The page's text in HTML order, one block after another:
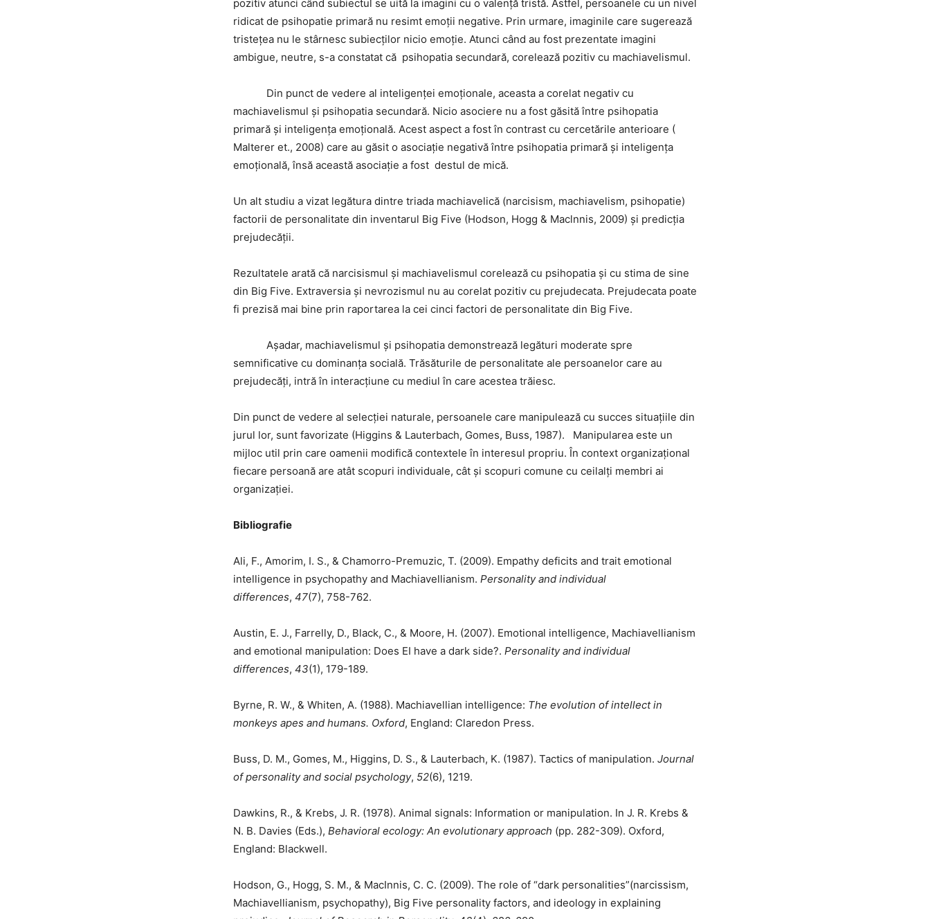
pozitiv atunci când subiectul se uită la imagini cu o valență tristă. Astfel, persoanele cu un nivel
ridicat de psihopatie primară nu resimt emoții negative. Prin urmare, imaginile care sugerează
tristețea nu le stârnesc subiecților nicio emoție. Atunci când au fost prezentate imagini
ambigue, neutre, s-a constatat că psihopatia secundară, corelează pozitiv cu machiavelismul.
Din punct de vedere al inteligenței emoționale, aceasta a corelat negativ cu
machiavelismul și psihopatia secundară. Nicio asociere nu a fost găsită între psihopatia
primară și inteligența emoțională. Acest aspect a fost în contrast cu cercetările anterioare (
Malterer et., 2008) care au găsit o asociație negativă între psihopatia primară și inteligența
emoțională, însă această asociație a fost destul de mică.
Un alt studiu a vizat legătura dintre triada machiavelică (narcisism, machiavelism, psihopatie)
factorii de personalitate din inventarul Big Five (Hodson, Hogg & Maclnnis, 2009) și predicția
prejudecății.
Rezultatele arată că narcisismul și machiavelismul corelează cu psihopatia și cu stima de sine
din Big Five. Extraversia și nevrozismul nu au corelat pozitiv cu prejudecata. Prejudecata poate
fi prezisă mai bine prin raportarea la cei cinci factori de personalitate din Big Five.
Așadar, machiavelismul și psihopatia demonstrează legături moderate spre
semnificative cu dominanța socială. Trăsăturile de personalitate ale persoanelor care au
prejudecăți, intră în interacțiune cu mediul în care acestea trăiesc.
Din punct de vedere al selecției naturale, persoanele care manipulează cu succes situațiile din
jurul lor, sunt favorizate (Higgins & Lauterbach, Gomes, Buss, 1987). Manipularea este un
mijloc util prin care oamenii modifică contextele în interesul propriu. În context organizațional
fiecare persoană are atât scopuri individuale, cât și scopuri comune cu ceilalți membri ai
organizației.
Bibliografie
Ali, F., Amorim, I. S., & Chamorro-Premuzic, T. (2009). Empathy deficits and trait emotional
intelligence in psychopathy and Machiavellianism. Personality and individual
differences, 47(7), 758-762.
Austin, E. J., Farrelly, D., Black, C., & Moore, H. (2007). Emotional intelligence, Machiavellianism
and emotional manipulation: Does EI have a dark side?. Personality and individual
differences, 43(1), 179-189.
Byrne, R. W., & Whiten, A. (1988). Machiavellian intelligence: The evolution of intellect in
monkeys apes and humans. Oxford, England: Claredon Press.
Buss, D. M., Gomes, M., Higgins, D. S., & Lauterbach, K. (1987). Tactics of manipulation. Journal
of personality and social psychology, 52(6), 1219.
Dawkins, R., & Krebs, J. R. (1978). Animal signals: Information or manipulation. In J. R. Krebs &
N. B. Davies (Eds.), Behavioral ecology: An evolutionary approach (pp. 282-309). Oxford,
England: Blackwell.
Hodson, G., Hogg, S. M., & MacInnis, C. C. (2009). The role of “dark personalities”(narcissism,
Machiavellianism, psychopathy), Big Five personality factors, and ideology in explaining